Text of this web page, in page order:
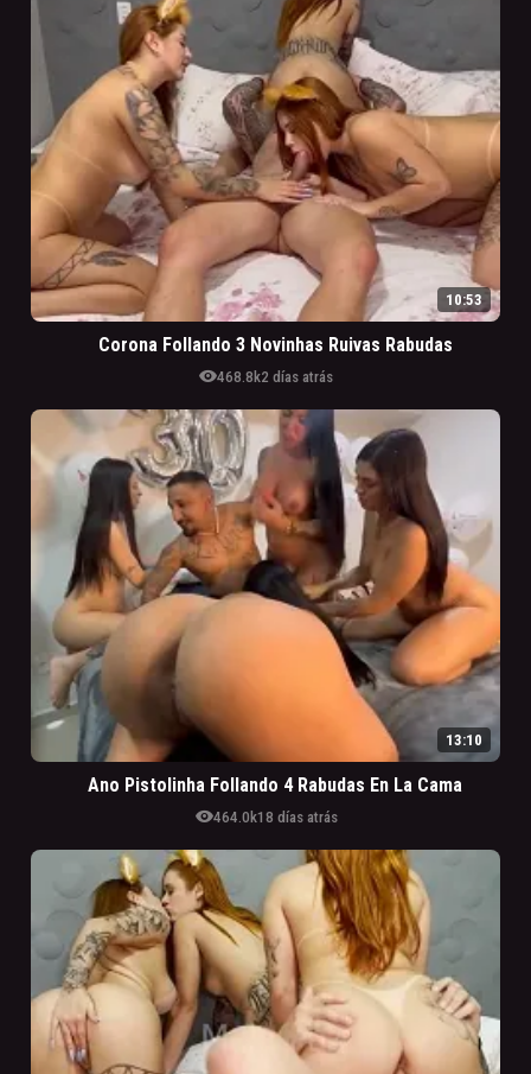
10:53
Corona Follando 3 Novinhas Ruivas Rabudas
visibility468.8k2 días atrás
13:10
Ano Pistolinha Follando 4 Rabudas En La Cama
visibility464.0k18 días atrás